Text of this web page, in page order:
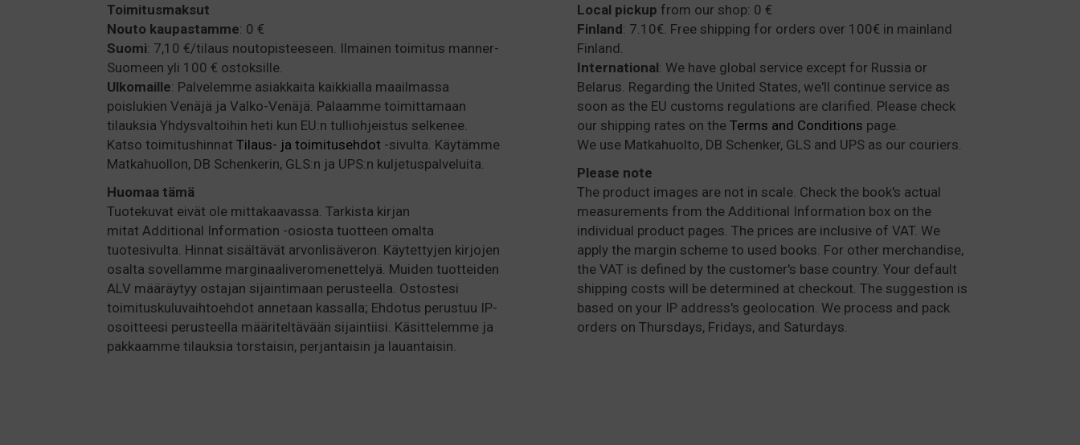
Toimitusmaksut
Nouto kaupastamme: 0 €
Suomi: 7,10 €/tilaus noutopisteeseen. Ilmainen toimitus manner-
Suomeen yli 100 € ostoksille.
Ulkomaille: Palvelemme asiakkaita kaikkialla maailmassa
poislukien Venäjä ja Valko-Venäjä. Palaamme toimittamaan
tilauksia Yhdysvaltoihin heti kun EU:n tulliohjeistus selkenee.
Katso toimitushinnat Tilaus- ja toimitusehdot -sivulta. Käytämme
Matkahuollon, DB Schenkerin, GLS:n ja UPS:n kuljetuspalveluita.
Huomaa tämä
Tuotekuvat eivät ole mittakaavassa. Tarkista kirjan
mitat Additional Information -osiosta tuotteen omalta
tuotesivulta. Hinnat sisältävät arvonlisäveron. Käytettyjen kirjojen
osalta sovellamme marginaaliveromenettelyä. Muiden tuotteiden
ALV määräytyy ostajan sijaintimaan perusteella. Ostostesi
toimituskuluvaihtoehdot annetaan kassalla; Ehdotus perustuu IP-
osoitteesi perusteella määriteltävään sijaintiisi. Käsittelemme ja
pakkaamme tilauksia torstaisin, perjantaisin ja lauantaisin.
Local pickup from our shop: 0 €
Finland: 7.10€. Free shipping for orders over 100€ in mainland
Finland.
International: We have global service except for Russia or
Belarus. Regarding the United States, we'll continue service as
soon as the EU customs regulations are clarified. Please check
our shipping rates on the Terms and Conditions page.
We use Matkahuolto, DB Schenker, GLS and UPS as our couriers.
Please note
The product images are not in scale. Check the book's actual
measurements from the Additional Information box on the
individual product pages. The prices are inclusive of VAT. We
apply the margin scheme to used books. For other merchandise,
the VAT is defined by the customer's base country. Your default
shipping costs will be determined at checkout. The suggestion is
based on your IP address's geolocation. We process and pack
orders on Thursdays, Fridays, and Saturdays.